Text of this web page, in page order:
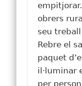
obrers
seu
Rebre el
paquet
il·luminar
per